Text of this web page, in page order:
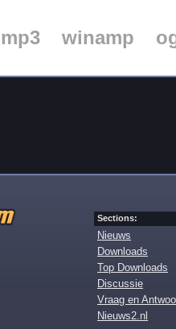
mp3 winamp
Sections:
Nieuws
Downloads
Top Downloads
Discussie
Vraag en
Nieuws2.nl